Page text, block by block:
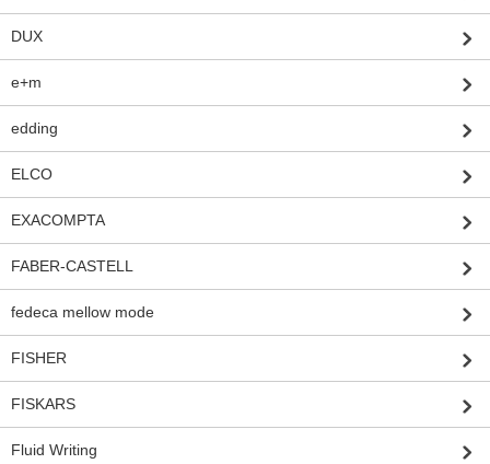
DUX
e+m
edding
ELCO
EXACOMPTA
FABER-CASTELL
fedeca mellow mode
FISHER
FISKARS
Fluid Writing